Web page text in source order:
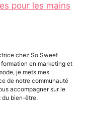
pour les mains
chez So Sweet
en marketing et
je mets mes
de notre communauté
accompagner sur le
du bien-être.